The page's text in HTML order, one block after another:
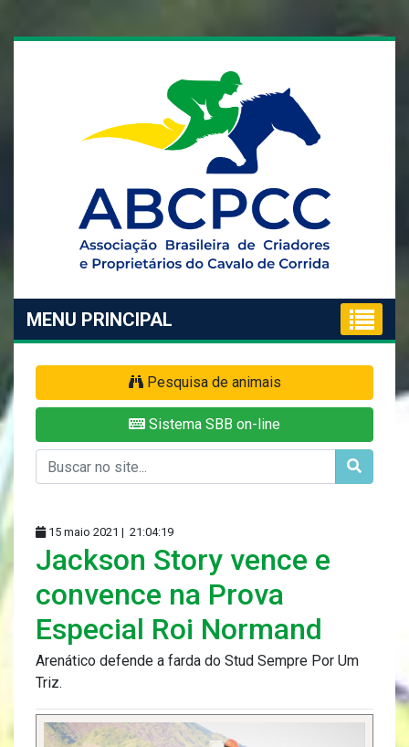
MENU PRINCIPAL
Pesquisa de animais
Sistema SBB on-line
15 maio 2021 | 21:04:19
Jackson Story vence e
convence na Prova
Especial Roi Normand
Arenático defende a farda do Stud Sempre Por Um
Triz.